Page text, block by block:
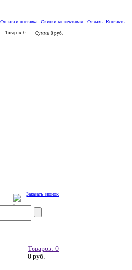
Оплата и доставка Скидки коллективам Отзывы Контакты
Товаров: 0 Сумма: 0 руб.
Заказать звонок
Товаров: 0
0 руб.